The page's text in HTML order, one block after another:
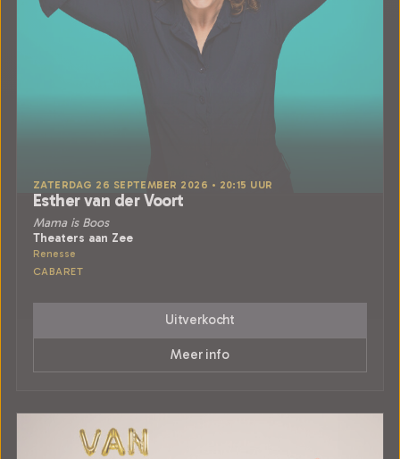
ZATERDAG 26 SEPTEMBER 2026 • 20:15 UUR
Esther van der Voort
Mama is Boos
Theaters aan Zee
Renesse
CABARET
Uitverkocht
Meer info